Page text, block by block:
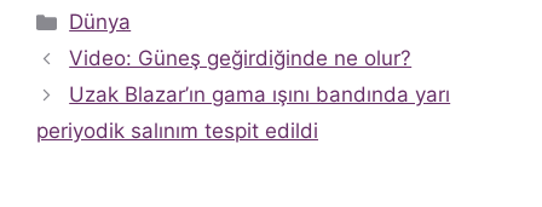
Kategoriler
Dünya
Video: Güneş geğirdiğinde ne olur?
Uzak Blazar’ın gama ışını bandında yarı
periyodik salınım tespit edildi